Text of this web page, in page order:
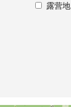
露营地